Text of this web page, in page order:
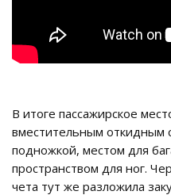
В итоге пассажирское
вместительным откидным
подножкой, местом для
пространством для ног.
чета тут же разложила